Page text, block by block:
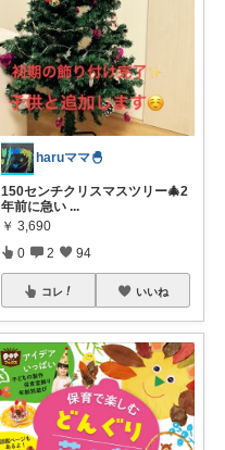
haruママ🐣
150センチクリスマスツリー🎄2
年前に急い ...
￥ 3,690
0 2 94
コレ いいね